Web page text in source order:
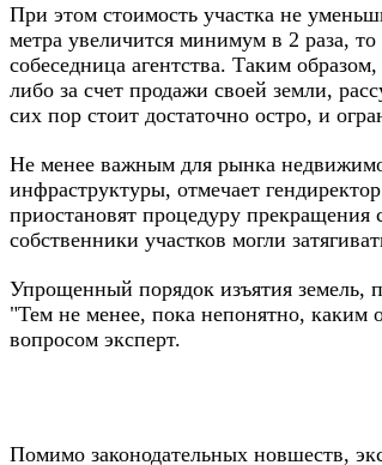
При этом стоимость участка не
метра увеличится минимум в 2 раза,
собеседница агентства. Таким
либо за счет продажи своей земли,
сих пор стоит достаточно остро, и
Не менее важным для рынка
инфраструктуры, отмечает
приостановят процедуру прекращения
собственники участков могли
Упрощенный порядок изъятия земель,
"Тем не менее, пока непонятно, каким
вопросом эксперт.
Помимо законодательных новшеств,